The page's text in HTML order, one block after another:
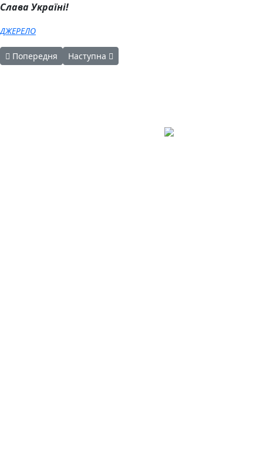
Слава Україні!
ДЖЕРЕЛО
Попередня стаття: Загальнонаціональна хвилина мовчання
Попередня Наступна стаття: Чергове засідання
Наступна